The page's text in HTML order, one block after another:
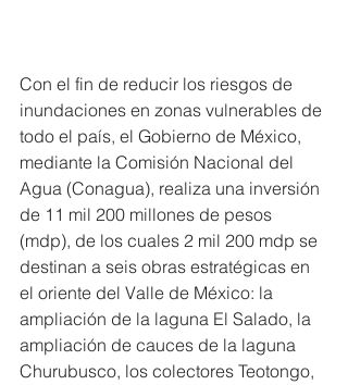
Con el fin de reducir los riesgos de
inundaciones en zonas vulnerables de
todo el país, el Gobierno de México,
mediante la Comisión Nacional del
Agua (Conagua), realiza una inversión
de 11 mil 200 millones de pesos
(mdp), de los cuales 2 mil 200 mdp se
destinan a seis obras estratégicas en
el oriente del Valle de México: la
ampliación de la laguna El Salado, la
ampliación de cauces de la laguna
Churubusco, los colectores Teotongo,